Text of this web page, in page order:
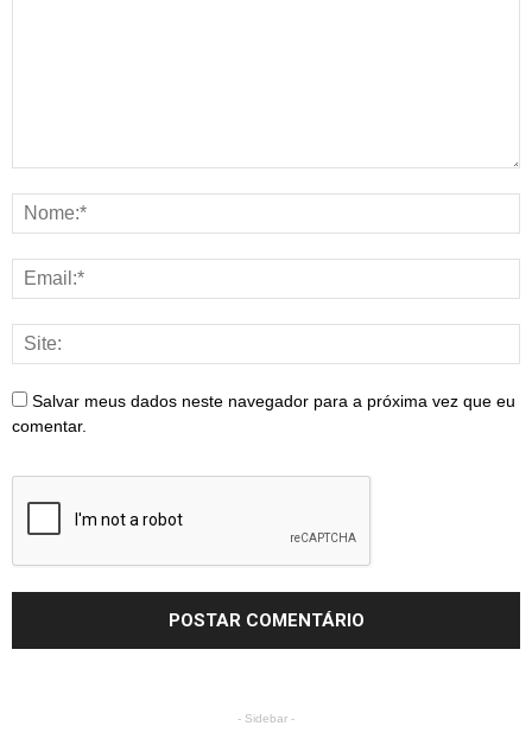
Salvar meus dados neste navegador para a próxima vez que eu
comentar.
- Sidebar -